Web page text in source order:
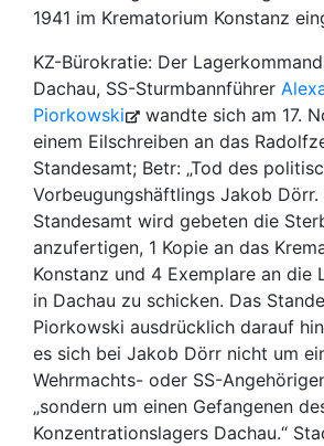
1941 im Krematorium Konstanz
KZ-Bürokratie: Der
Dachau, SS-Sturmbannführer
Piorkowski
wandte sich am 17.
einem Eilschreiben an das
Standesamt; Betr: „Tod des
Vorbeugungshäftlings Jakob Dörr.
Standesamt wird gebeten die
anzufertigen, 1 Kopie an das
Konstanz und 4 Exemplare an die
in Dachau zu schicken. Das
Piorkowski ausdrücklich darauf
es sich bei Jakob Dörr nicht um
Wehrmachts- oder SS-
„sondern um einen Gefangenen
Konzentrationslagers Dachau.“